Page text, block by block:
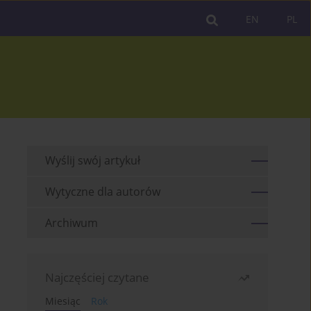
PL
EN
Wyślij swój artykuł
Wytyczne dla autorów
Archiwum
Najczęściej czytane
Miesiąc
Rok